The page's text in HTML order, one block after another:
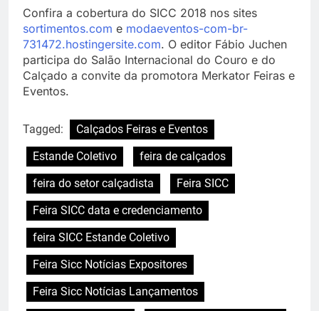
Confira a cobertura do SICC 2018 nos sites
sortimentos.com e modaeventos-com-br-
731472.hostingersite.com. O editor Fábio Juchen
participa do Salão Internacional do Couro e do
Calçado a convite da promotora Merkator Feiras e
Eventos.
Tagged:
Calçados Feiras e Eventos
Estande Coletivo
feira de calçados
feira do setor calçadista
Feira SICC
Feira SICC data e credenciamento
feira SICC Estande Coletivo
Feira Sicc Notícias Expositores
Feira Sicc Notícias Lançamentos